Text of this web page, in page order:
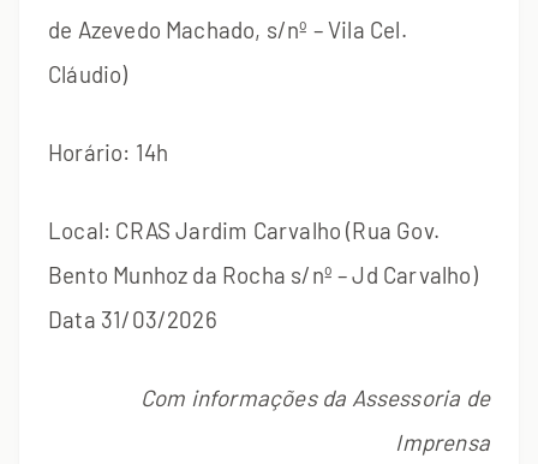
de Azevedo Machado, s/nº – Vila Cel.
Cláudio)
Horário: 14h
Local: CRAS Jardim Carvalho (Rua Gov.
Bento Munhoz da Rocha s/nº – Jd Carvalho)
Data 31/03/2026
Com informações da Assessoria de
Imprensa